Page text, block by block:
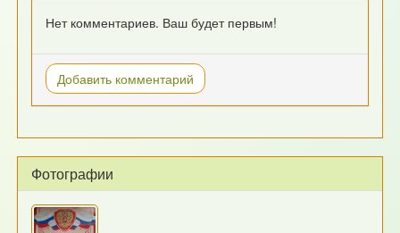
Нет комментариев. Ваш будет первым!
Добавить комментарий
Фотографии